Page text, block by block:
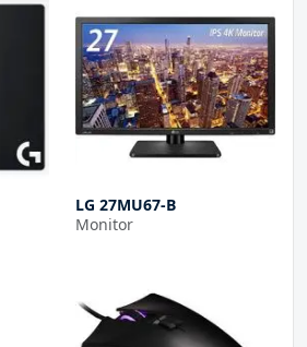
LG 27MU67-B
Monitor